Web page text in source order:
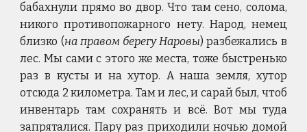
бабахнули прямо во двор. Что там сено, солома,
никого противопожарного нету. Народ, немец
близко (на правом берегу Наровы) разбежались в
лес. Мы сами с этого же места, тоже быстренько
раз в кусты и на хутор. А наша земля, хутор
отсюда 2 километра. Там и лес, и сарай был, чтоб
инвентарь там сохранять и всё. Вот мы туда
запряталися. Пару раз приходили ночью домой